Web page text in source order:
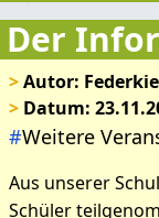
>Autor:
> Datum:
#Weitere
Aus unserer
Schüler